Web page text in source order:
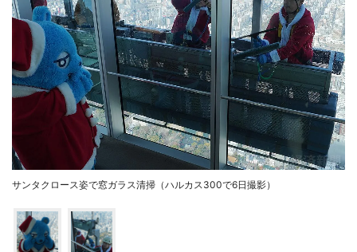
サンタクロース姿で窓ガラス清掃（ハルカス300で6日撮影）